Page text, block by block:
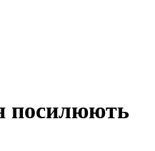
посилюють